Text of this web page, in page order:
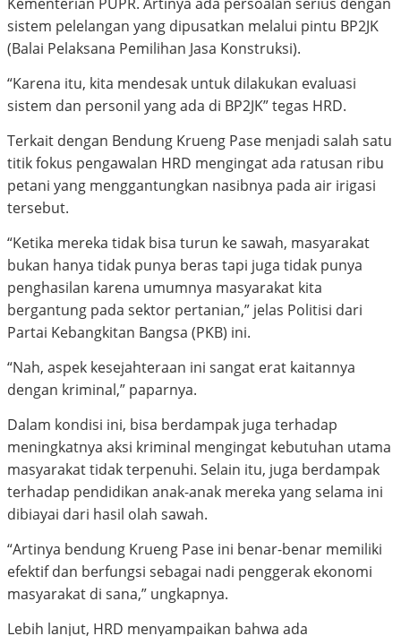
sistem pelelangan yang dipusatkan melalui pintu BP2JK
(Balai Pelaksana Pemilihan Jasa Konstruksi).
“Karena itu, kita mendesak untuk dilakukan evaluasi
sistem dan personil yang ada di BP2JK” tegas HRD.
Terkait dengan Bendung Krueng Pase menjadi salah satu
titik fokus pengawalan HRD mengingat ada ratusan ribu
petani yang menggantungkan nasibnya pada air irigasi
tersebut.
“Ketika mereka tidak bisa turun ke sawah, masyarakat
bukan hanya tidak punya beras tapi juga tidak punya
penghasilan karena umumnya masyarakat kita
bergantung pada sektor pertanian,” jelas Politisi dari
Partai Kebangkitan Bangsa (PKB) ini.
“Nah, aspek kesejahteraan ini sangat erat kaitannya
dengan kriminal,” paparnya.
Dalam kondisi ini, bisa berdampak juga terhadap
meningkatnya aksi kriminal mengingat kebutuhan utama
masyarakat tidak terpenuhi. Selain itu, juga berdampak
terhadap pendidikan anak-anak mereka yang selama ini
dibiayai dari hasil olah sawah.
“Artinya bendung Krueng Pase ini benar-benar memiliki
efektif dan berfungsi sebagai nadi penggerak ekonomi
masyarakat di sana,” ungkapnya.
Lebih lanjut, HRD menyampaikan bahwa ada